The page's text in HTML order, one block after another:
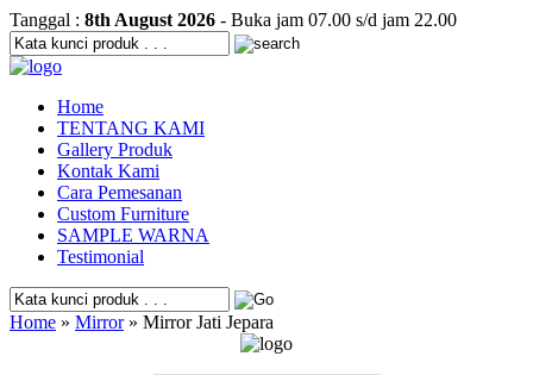
Tanggal : 8th August 2026 - Buka jam 07.00 s/d jam 22.00
Home
TENTANG KAMI
Gallery Produk
Kontak Kami
Cara Pemesanan
Custom Furniture
SAMPLE WARNA
Testimonial
Home » Mirror» Mirror Jati Jepara